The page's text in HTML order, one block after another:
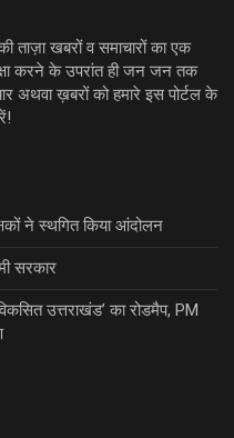
ताज़ा खबरों व समाचारों का एक
करने के उपरांत ही जन जन तक
अथवा ख़बरों को हमारे इस पोर्टल के
ने स्थगित किया आंदोलन
सरकार
उत्तराखंड’ का रोडमैप, PM